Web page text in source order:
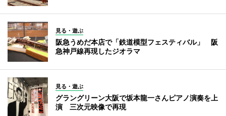
見る・遊ぶ
阪急うめだ本店で「鉄道模型フェスティバル」 阪
急神戸線再現したジオラマ
見る・遊ぶ
グラングリーン大阪で坂本龍一さんピアノ演奏を上
演 三次元映像で再現